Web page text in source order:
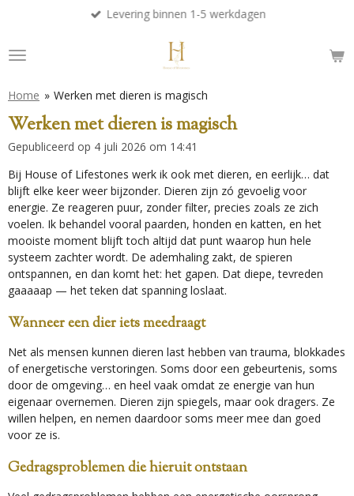
naar
de
Levering binnen 1-5 werkdagen
Home » Werken met dieren is magisch
Werken met dieren is magisch
Gepubliceerd op 4 juli 2026 om 14:41
Bij House of Lifestones werk ik ook met dieren, en eerlijk… dat
blijft elke keer weer bijzonder. Dieren zijn zó gevoelig voor
energie. Ze reageren puur, zonder filter, precies zoals ze zich
voelen. Ik behandel vooral paarden, honden en katten, en het
mooiste moment blijft toch altijd dat punt waarop hun hele
systeem zachter wordt. De ademhaling zakt, de spieren
ontspannen, en dan komt het: het gapen. Dat diepe, tevreden
gaaaaap — het teken dat spanning loslaat.
Wanneer een dier iets meedraagt
Net als mensen kunnen dieren last hebben van trauma, blokkades
of energetische verstoringen. Soms door een gebeurtenis, soms
door de omgeving… en heel vaak omdat ze energie van hun
eigenaar overnemen. Dieren zijn spiegels, maar ook dragers. Ze
willen helpen, en nemen daardoor soms meer mee dan goed
voor ze is.
Gedragsproblemen die hieruit ontstaan